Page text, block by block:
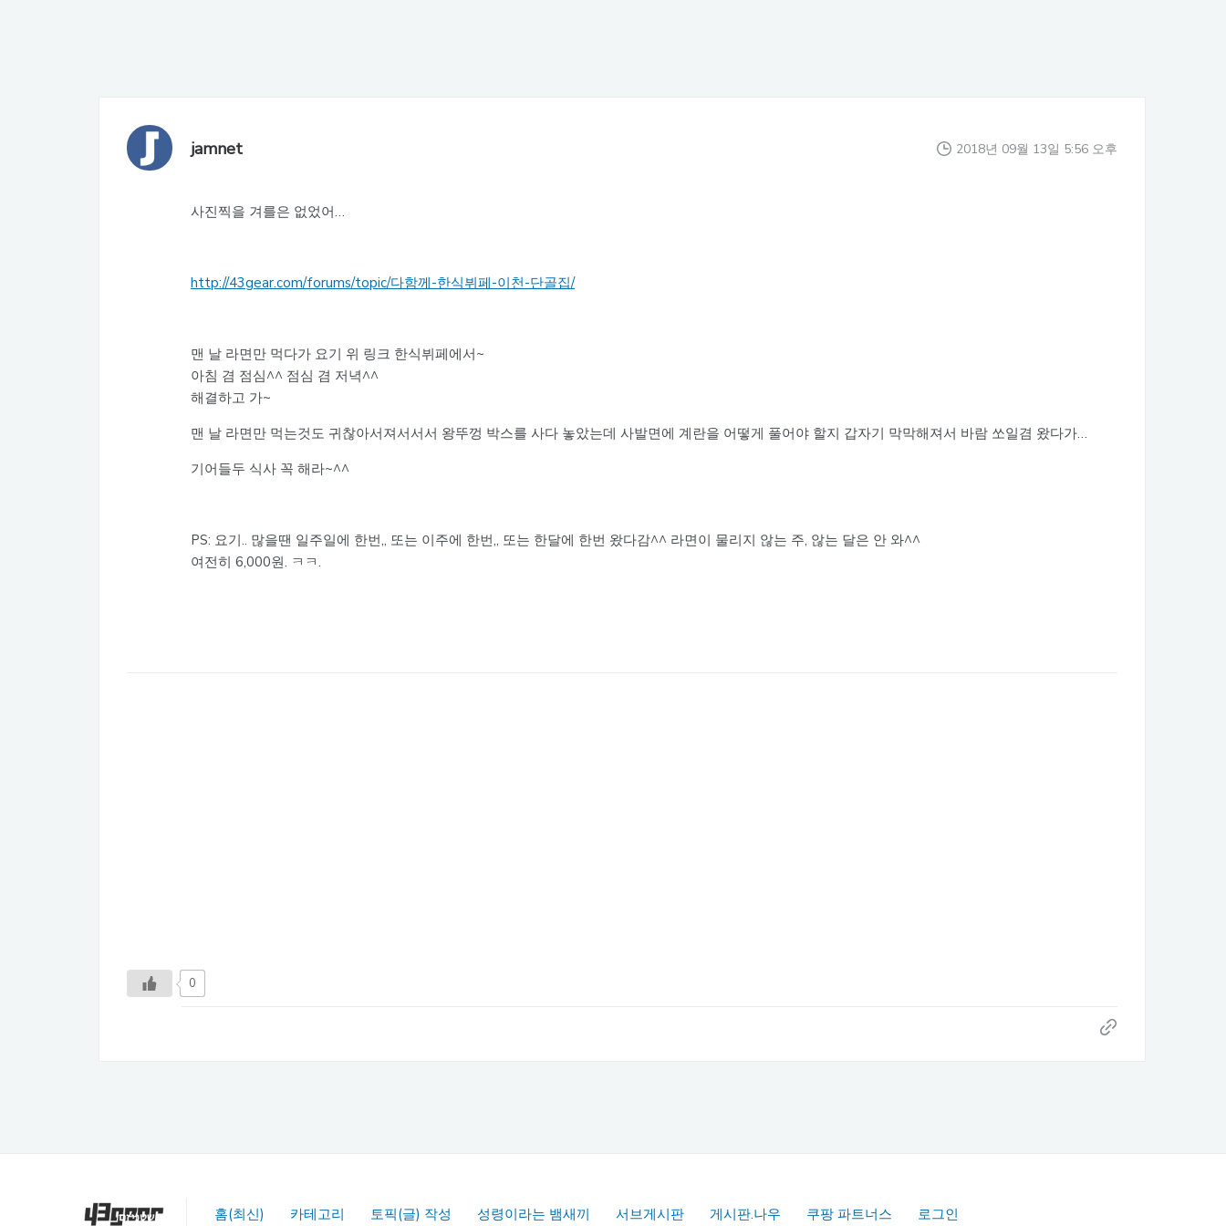
jamnet 2018년 09월 13일 5:56 오후
사진찍을 겨를은 없었어…
http://43gear.com/forums/topic/다함께-한식뷔페-이천-단골집/
맨 날 라면만 먹다가 요기 위 링크 한식뷔페에서~
아침 겸 점심^^ 점심 겸 저녁^^
해결하고 가~
맨 날 라면만 먹는것도 귀찮아서져서서서 왕뚜껑 박스를 사다 놓았는데 사발면에 계란을 어떻게 풀어야 할지 갑자기 막막해져서 바람 쏘일겸 왔다가…
기어들두 식사 꼭 해라~^^
PS: 요기.. 많을땐 일주일에 한번,, 또는 이주에 한번,, 또는 한달에 한번 왔다감^^ 라면이 물리지 않는 주, 않는 달은 안 와^^
여전히 6,000원. ㅋㅋ.
0
홈(최신) 카테고리 토픽(글) 작성 성령이라는 뱀새끼 서브게시판 게시판.나우 쿠팡 파트너스 로그인